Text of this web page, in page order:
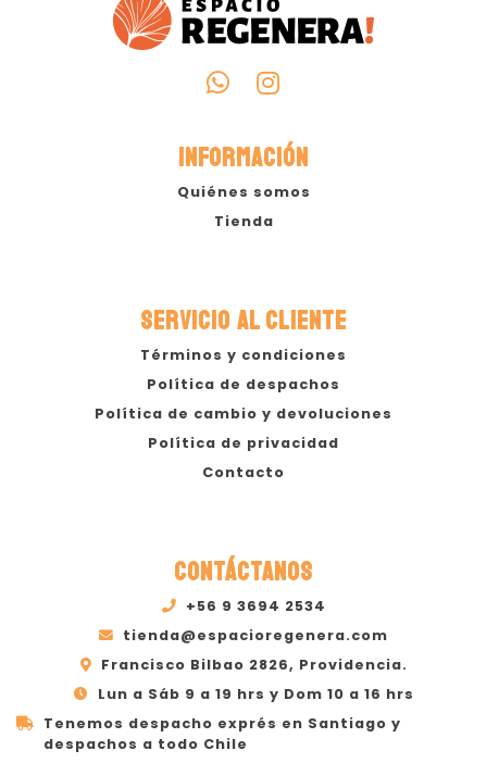
INFORMACIÓN
Quiénes somos
Tienda
SERVICIO AL CLIENTE
Términos y condiciones
Política de despachos
Política de cambio y devoluciones
Política de privacidad
Contacto
CONTÁCTANOS
+56 9 3694 2534
tienda@espacioregenera.com
Francisco Bilbao 2826, Providencia.
Lun a Sáb 9 a 19 hrs y Dom 10 a 16 hrs
Tenemos despacho exprés en Santiago y
despachos a todo Chile